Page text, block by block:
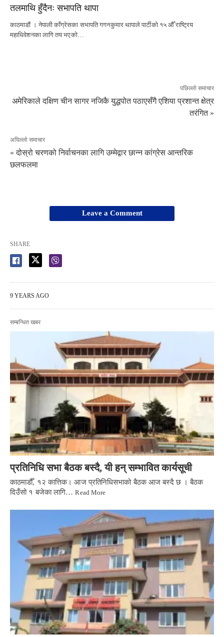
तलमाथि हुँदैनः सभापति थापा
काठमाडौं । नेपाली काँग्रेसका सभापति गगनकुमार थापाले पार्टीको १५ औँ राष्ट्रिय
महाधिवेशनका लागि तय भएको…
पछिल्लो समाचार
अमेरिकाले दक्षिण चीन सागर नजिकै युद्धपोत पठाएसँगै एशिया प्रशान्त क्षेत्र
तरंगित »
अघिल्लो समाचार
« दोस्रो चरणको निर्वाचनका लागि उम्मेद्वार छान्न कांग्रेस आन्तरिक
छलफलमा
Leave a Comment
SHARE
9 YEARS AGO
सम्बन्धित खबर
प्रतिनिधि सभा बैठक बस्दै, यी हन् सम्भावित कार्यसूची
काठमाडौँ, १२ कात्तिक। आज प्रतिनिधिसभाको बैठक आज बस्दै छ । बैठक
दिउँसो १ बजेका लागि…Read More